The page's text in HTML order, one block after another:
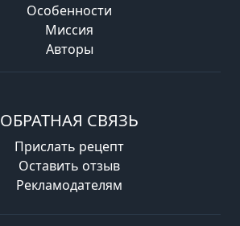
Особенности
Миссия
Авторы
ОБРАТНАЯ СВЯЗЬ
Прислать рецепт
Оставить отзыв
Рекламодателям